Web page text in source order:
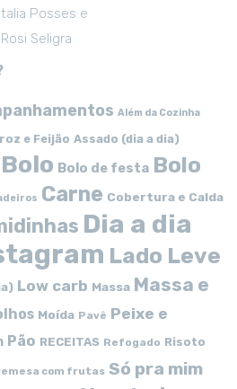
Posses e
Rosi Seligra
Além da Cozinha
e Feijão Assado (dia a dia)
Bolo Bolo de festa Bolo
Carne Cobertura e Calda
Dia a dia
Lado Leve
Low carb Massa Massa e
Moída Pavê Peixe e
Pão RECEITAS Refogado Risoto
com frutas Só pra mim